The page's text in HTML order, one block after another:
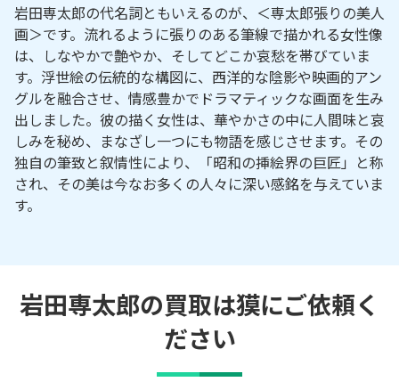
岩田専太郎の代名詞ともいえるのが、＜専太郎張りの美人
画＞です。流れるように張りのある筆線で描かれる女性像
は、しなやかで艶やか、そしてどこか哀愁を帯びていま
す。浮世絵の伝統的な構図に、西洋的な陰影や映画的アン
グルを融合させ、情感豊かでドラマティックな画面を生み
出しました。彼の描く女性は、華やかさの中に人間味と哀
しみを秘め、まなざし一つにも物語を感じさせます。その
独自の筆致と叙情性により、「昭和の挿絵界の巨匠」と称
され、その美は今なお多くの人々に深い感銘を与えていま
す。
岩田専太郎の買取は獏にご依頼く
ださい